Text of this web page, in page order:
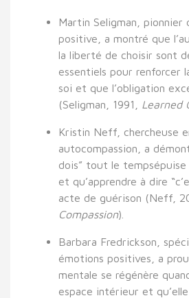
Martin Seligman , pionnier
positive, a montré que
la liberté de choisir sont
essentiels pour renforcer
soi et que l’obligation
(Seligman, 1991,
Learned
Kristin Neff , chercheuse
autocompassion, a
dois” tout le tempsépuise
et qu’apprendre à dire
acte de guérison (Neff,
Compassion).
Barbara Fredrickson ,
émotions positives, a
mentale se régénère
espace intérieur et